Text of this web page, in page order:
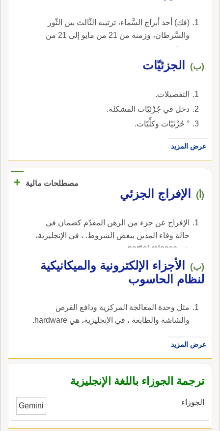
(فك) أحد أبراج السَّماء، ترتيبه الثَّالث بين الثّور
والسَّرطان، وزمنه من 21 من مايو إلى 21 من
يونية.
(ب) الجزئيّات
التفصيلات.
دخل في جُزْئيّات المشكلة.
° جُزْئيّات وكلِّيّات.
عرض المزيد
مصطلحات مالية +
(أ) الإفراج الجزئي
الإفراج عن جزء من الرهن المقدّم كضمان في
حالة وفاء المدين ببعض الشروط. ، في الإنجليزية،
هي partial release.
(ب)
الأجزاء الإلكترونية والميكانيكية
لنظام الحاسوب
مثل وحدة المعالجة المركزية ودافع القرص
والشاشة والطابعة ، في الإنجليزية، هي hardware.
عرض المزيد
ترجمة الجوزاء باللغة الإنجليزية
الجوزاء Gemini